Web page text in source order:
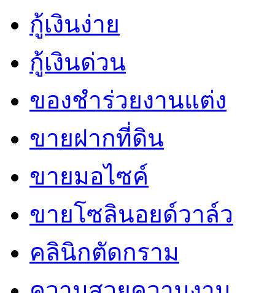
กู้เงินง่าย
กู้เงินด่วน
ของชำร่วยงานแต่ง
ขายฝากที่ดิน
ขายมอไซค์
ขายโซลินอยด์วาล์ว
คลินิกตัดกราม